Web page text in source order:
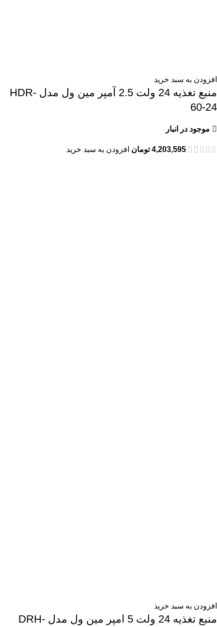
افزودن به سبد خرید
منبع تغذیه 24 ولت 2.5 آمپر مین ول مدل HDR-
60-24
موجود در انبار
4,203,595 تومان افزودن به سبد خرید
افزودن به سبد خرید
منبع تغذیه 24 ولت 5 امپر مین ول مدل DRH-